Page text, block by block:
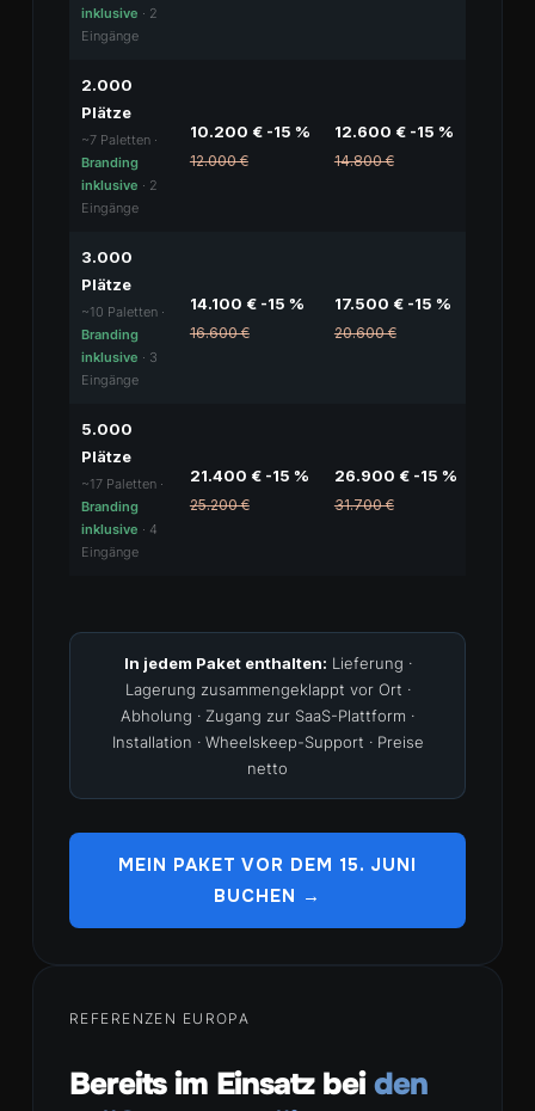
inklusive · 2
Eingänge
2.000
Plätze
~7 Paletten ·
Branding
inklusive · 2
Eingänge
10.200 € -15 %
12.000 €
12.600 € -15 %
14.800 €
3.000
Plätze
~10 Paletten ·
Branding
inklusive · 3
Eingänge
14.100 € -15 %
16.600 €
17.500 € -15 %
20.600 €
5.000
Plätze
~17 Paletten ·
Branding
inklusive · 4
Eingänge
21.400 € -15 %
25.200 €
26.900 € -15 %
31.700 €
In jedem Paket enthalten: Lieferung ·
Lagerung zusammengeklappt vor Ort ·
Abholung · Zugang zur SaaS-Plattform ·
Installation · Wheelskeep-Support · Preise
netto
MEIN PAKET VOR DEM 15. JUNI
BUCHEN →
REFERENZEN EUROPA
Bereits im Einsatz beiden